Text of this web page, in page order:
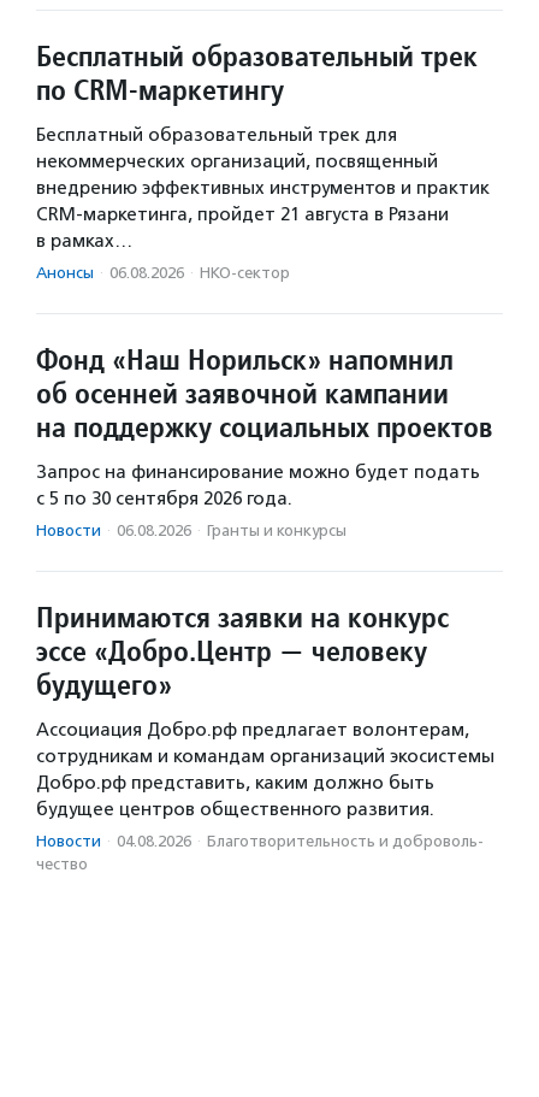
Бесплатный образовательный трек
по CRM-маркетингу
Бесплатный образовательный трек для
некоммерческих организаций, посвященный
внедрению эффективных инструментов и практик
CRM-маркетинга, пройдет 21 августа в Рязани
в рамках…
Анонсы · 06.08.2026 · НКО-сектор
Фонд «Наш Норильск» напомнил
об осенней заявочной кампании
на поддержку социальных проектов
Запрос на финансирование можно будет подать
с 5 по 30 сентября 2026 года.
Новости · 06.08.2026 · Гранты и конкурсы
Принимаются заявки на конкурс
эссе «Добро.Центр — человеку
будущего»
Ассоциация Добро.рф предлагает волонтерам,
сотрудникам и командам организаций экосистемы
Добро.рф представить, каким должно быть
будущее центров общественного развития.
Новости · 04.08.2026 · Благотвори­тель­ность и доброволь­
чест­во